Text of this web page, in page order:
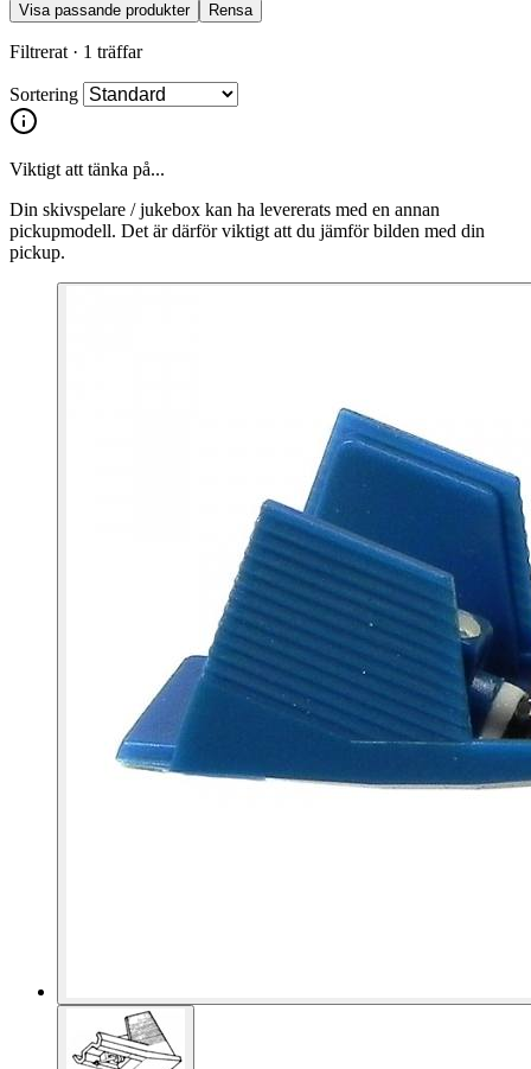
Visa passande produkter Rensa
Filtrerat · 1 träffar
Sortering
Viktigt att tänka på...
Din skivspelare / jukebox kan ha levererats med en annan
pickupmodell. Det är därför viktigt att du jämför bilden med din
pickup.